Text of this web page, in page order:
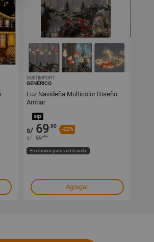
DUETIMPORT
GENÉRICO
Luz Navideña Multicolor Diseño
Ambar
s/ 69.90
-22%
s/ 89.90
Exclusivo para venta web
Agregar